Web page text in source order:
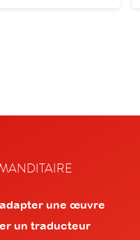
une œuvre
un traducteur